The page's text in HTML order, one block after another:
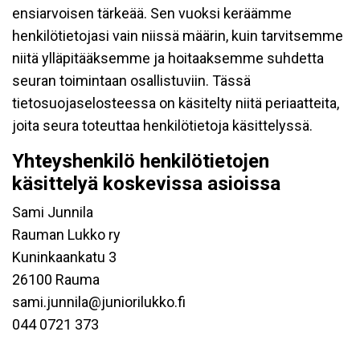
ensiarvoisen tärkeää. Sen vuoksi keräämme
henkilötietojasi vain niissä määrin, kuin tarvitsemme
niitä ylläpitääksemme ja hoitaaksemme suhdetta
seuran toimintaan osallistuviin. Tässä
tietosuojaselosteessa on käsitelty niitä periaatteita,
joita seura toteuttaa henkilötietoja käsittelyssä.
Yhteyshenkilö henkilötietojen
käsittelyä koskevissa asioissa
Sami Junnila
Rauman Lukko ry
Kuninkaankatu 3
26100 Rauma
sami.junnila@juniorilukko.fi
044 0721 373